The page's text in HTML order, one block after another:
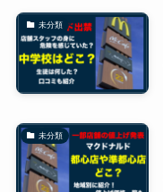
未分類
未分類